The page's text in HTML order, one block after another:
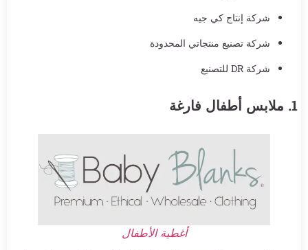
شركة إنتاج كي جيه
شركة تصنيع منتجاتي المحدودة
شركة DR للتصنيع
1. ملابس أطفال فارغة
أغطية الأطفال